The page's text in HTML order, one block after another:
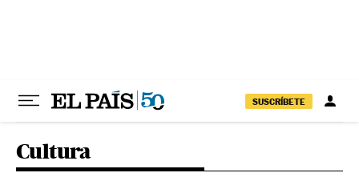
SUSCRÍBETE
Cultura